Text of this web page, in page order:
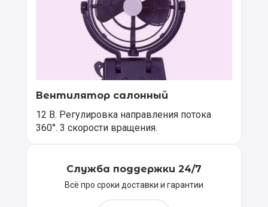
Вентилятор салонный
12 В. Регулировка направления потока
360°. 3 скорости вращения.
Служба поддержки 24/7
Всё про сроки доставки и гарантии